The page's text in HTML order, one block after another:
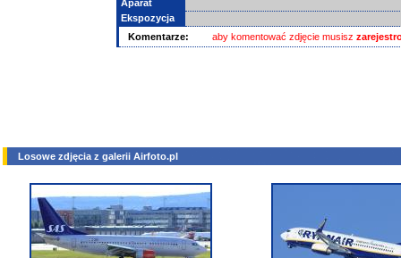
Aparat
Ekspozycja
Komentarze:
aby komentować zdjęcie musisz
Losowe zdjęcia z galerii Airfoto.pl